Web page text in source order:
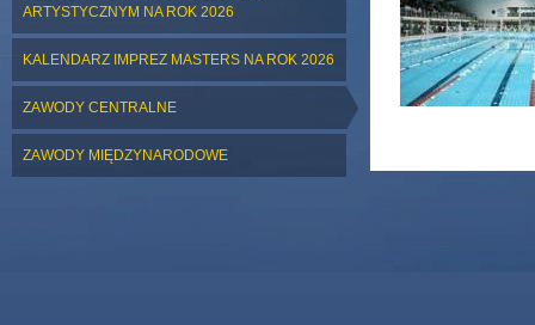
ARTYSTYCZNYM NA ROK 2026
KALENDARZ IMPREZ MASTERS NA ROK 2026
ZAWODY CENTRALNE
ZAWODY MIĘDZYNARODOWE